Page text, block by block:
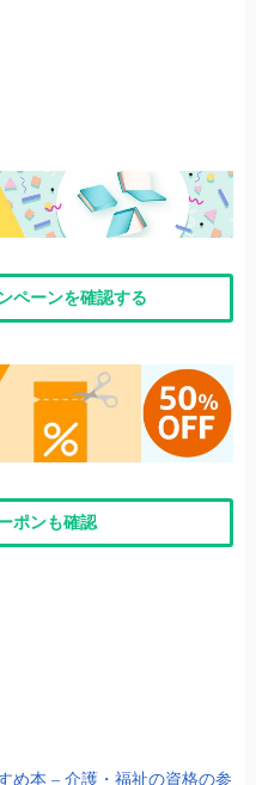
ペーンを確認する
ポンも確認
め本 – 介護・福祉の資格の参